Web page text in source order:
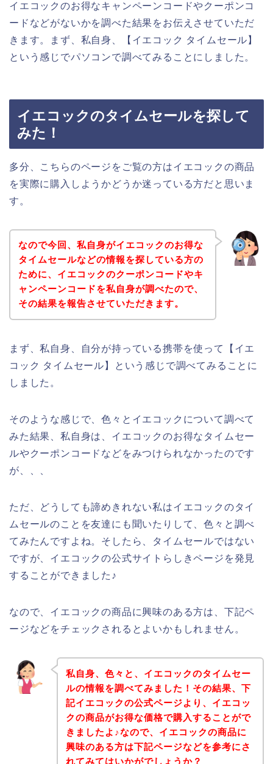
イエコックのお得なキャンペーンコードやクーポンコ
ードなどがないかを調べた結果をお伝えさせていただ
きます。まず、私自身、【イエコック タイムセール】
という感じでパソコンで調べてみることにしました。
イエコックのタイムセールを探して
みた！
多分、こちらのページをご覧の方はイエコックの商品
を実際に購入しようかどうか迷っている方だと思いま
す。
なので今回、私自身がイエコックのお得な
タイムセールなどの情報を探している方の
ために、イエコックのクーポンコードやキ
ャンペーンコードを私自身が調べたので、
その結果を報告させていただきます。
まず、私自身、自分が持っている携帯を使って【イエ
コック タイムセール】という感じで調べてみることに
しました。
そのような感じで、色々とイエコックについて調べて
みた結果、私自身は、イエコックのお得なタイムセー
ルやクーポンコードなどをみつけられなかったのです
が、、、
ただ、どうしても諦めきれない私はイエコックのタイ
ムセールのことを友達にも聞いたりして、色々と調べ
てみたんですよね。そしたら、タイムセールではない
ですが、イエコックの公式サイトらしきページを発見
することができました♪
なので、イエコックの商品に興味のある方は、下記ペ
ージなどをチェックされるとよいかもしれません。
私自身、色々と、イエコックのタイムセー
ルの情報を調べてみました！その結果、下
記イエコックの公式ページより、イエコッ
クの商品がお得な価格で購入することがで
きましたよ♪なので、イエコックの商品に
興味のある方は下記ページなどを参考にさ
れてみてはいかがでしょうか？